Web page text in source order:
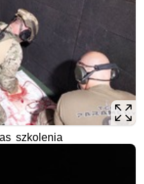
szkolenia